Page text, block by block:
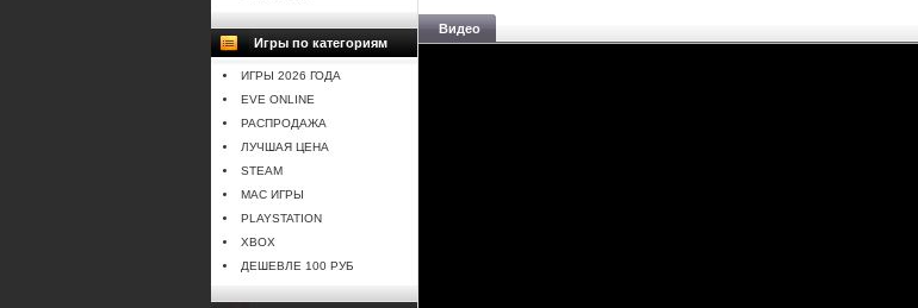
Игры по категориям
ИГРЫ 2026 ГОДА
EVE ONLINE
РАСПРОДАЖА
ЛУЧШАЯ ЦЕНА
STEAM
MAC ИГРЫ
PLAYSTATION
XBOX
ДЕШЕВЛЕ 100 РУБ
Видео